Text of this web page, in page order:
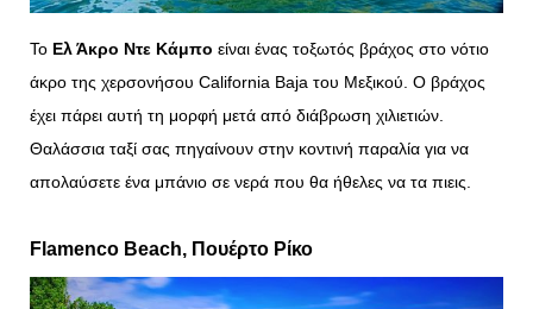
Το Ελ Άκρο Ντε Κάμπο είναι ένας τοξωτός βράχος στο νότιο
άκρο της χερσονήσου California Baja του Μεξικού. Ο βράχος
έχει πάρει αυτή τη μορφή μετά από διάβρωση χιλιετιών.
Θαλάσσια ταξί σας πηγαίνουν στην κοντινή παραλία για να
απολαύσετε ένα μπάνιο σε νερά που θα ήθελες να τα πιεις.
Flamenco Beach, Πουέρτο Ρίκο